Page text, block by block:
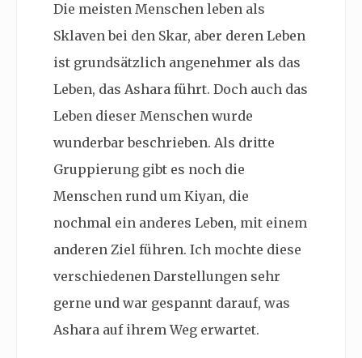
Die meisten Menschen leben als
Sklaven bei den Skar, aber deren Leben
ist grundsätzlich angenehmer als das
Leben, das Ashara führt. Doch auch das
Leben dieser Menschen wurde
wunderbar beschrieben. Als dritte
Gruppierung gibt es noch die
Menschen rund um Kiyan, die
nochmal ein anderes Leben, mit einem
anderen Ziel führen. Ich mochte diese
verschiedenen Darstellungen sehr
gerne und war gespannt darauf, was
Ashara auf ihrem Weg erwartet.